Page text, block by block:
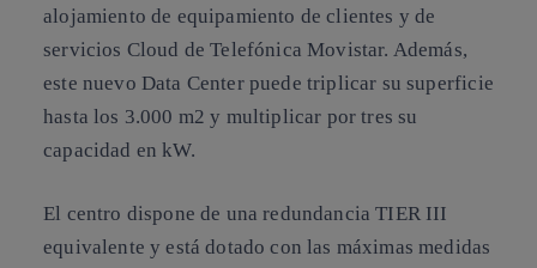
alojamiento de equipamiento de clientes y de
servicios Cloud de Telefónica Movistar. Además,
este nuevo Data Center puede triplicar su superficie
hasta los 3.000 m2 y multiplicar por tres su
capacidad en kW.
El centro dispone de una redundancia TIER III
equivalente y está dotado con las máximas medidas